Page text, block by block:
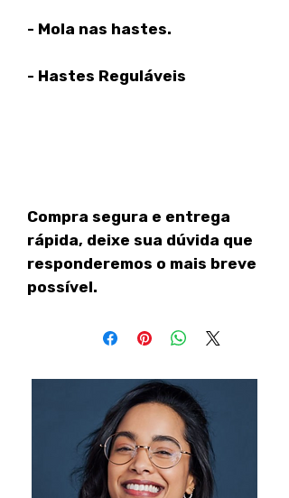
- Mola nas hastes.
- Hastes Reguláveis
Compra segura e entrega
rápida, deixe sua dúvida que
responderemos o mais breve
possível.